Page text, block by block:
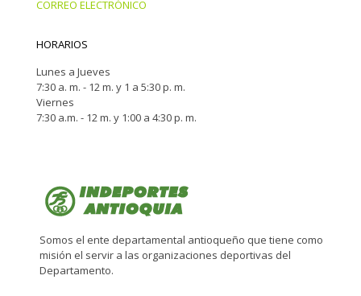
CORREO ELECTRÓNICO
HORARIOS
Lunes a Jueves
7:30 a. m. - 12 m. y 1 a 5:30 p. m.
Viernes
7:30 a.m. - 12 m. y 1:00 a 4:30 p. m.
Somos el ente departamental antioqueño que tiene como
misión el servir a las organizaciones deportivas del
Departamento.